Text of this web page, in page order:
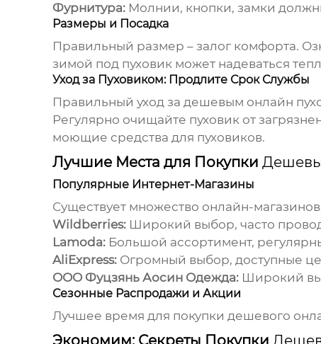
Фурнитура:Молнии, кнопки, замки
Размеры и Посадка
Правильный размер – залог комфорта.
зимой под пуховик может надеваться
Уход за Пуховиком: Продлите Срок Службы
Правильный уход за дешевым онлайн
Регулярно очищайте пуховик от
моющие средства для пуховиков.
Лучшие Места для Покупки
Популярные Интернет-Магазины
Существует множество онлайн-
Wildberries:Широкий выбор, часто
Lamoda:Большой ассортимент,
AliExpress:Огромный выбор, доступные
ООО Фуцзянь Аосин Одежда:Широкий
Сезонные Распродажи и Акции
Лучшее время для покупки дешевого